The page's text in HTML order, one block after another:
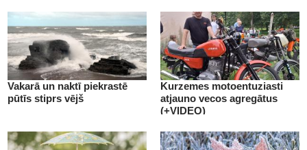
Vakarā un naktī piekrastē
pūtīs stiprs vējš
Kurzemes motoentuziasti
atjauno vecos agregātus
(+VIDEO)